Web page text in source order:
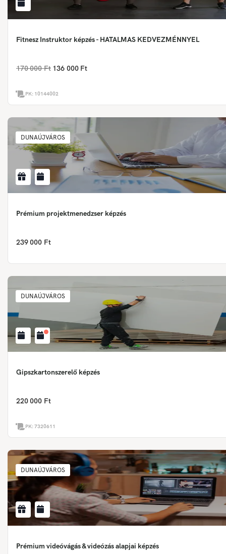
Fitnesz Instruktor képzés - HATALMAS KEDVEZMÉNNYEL
170 000 Ft 136 000 Ft
PK: 10144002
DUNAÚJVÁROS
Prémium projektmenedzser képzés
239 000 Ft
DUNAÚJVÁROS
Gipszkartonszerelő képzés
220 000 Ft
PK:7320611
DUNAÚJVÁROS
Prémium videóvágás & videózás alapjai képzés